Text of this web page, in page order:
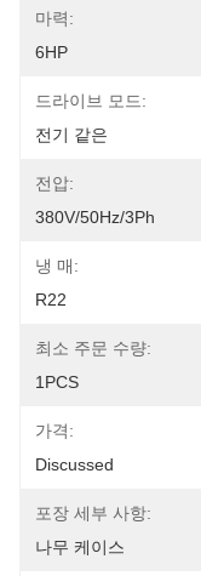
마력:
6HP
드라이브 모드:
전기 같은
전압:
380V/50Hz/3Ph
냉 매:
R22
최소 주문 수량:
1PCS
가격:
Discussed
포장 세부 사항:
나무 케이스